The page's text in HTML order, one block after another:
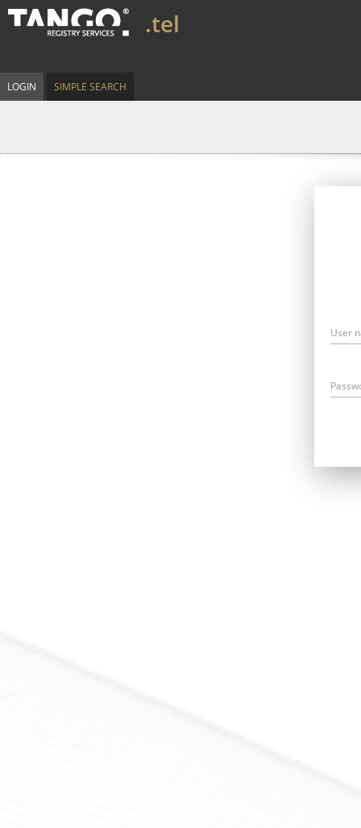
.tel
LOGIN SIMPLE SEARCH
User